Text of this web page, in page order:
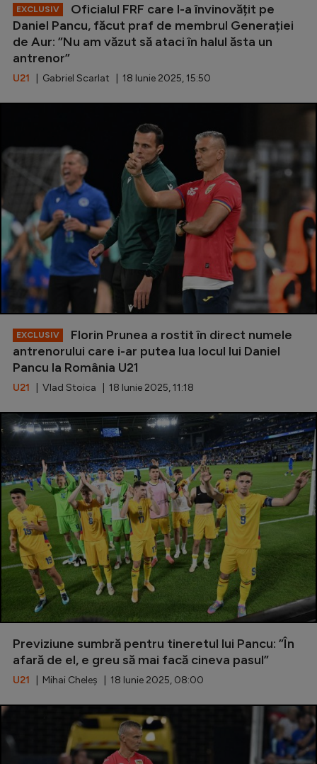
EXCLUSIV
Oficialul FRF care l-a învinovățit pe
Daniel Pancu, făcut praf de membrul Generației
de Aur: ”Nu am văzut să ataci în halul ăsta un
antrenor”
U21 | Gabriel Scarlat | 18 Iunie 2025, 15:50
EXCLUSIV
Florin Prunea a rostit în direct numele
antrenorului care i-ar putea lua locul lui Daniel
Pancu la România U21
U21 | Vlad Stoica | 18 Iunie 2025, 11:18
Previziune sumbră pentru tineretul lui Pancu: ”În
afară de el, e greu să mai facă cineva pasul”
U21 | Mihai Cheleș | 18 Iunie 2025, 08:00